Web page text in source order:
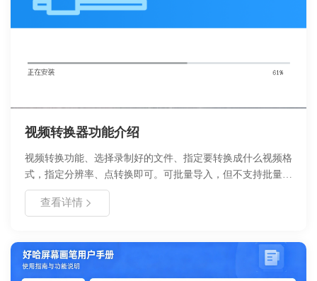
视频转换器功能介绍
视频转换功能、选择录制好的文件、指定要转换成什么视频格
式，指定分辨率、点转换即可。可批量导入，但不支持批量视
频转换操作。
查看详情